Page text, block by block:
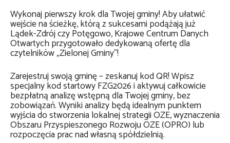
Wykonaj pierwszy krok dla Twojej gminy! Aby ułatwić
wejście na ścieżkę, którą z sukcesami podążają już
Lądek-Zdrój czy Potęgowo, Krajowe Centrum Danych
Otwartych przygotowało dedykowaną ofertę dla
czytelników „Zielonej Gminy”!
Zarejestruj swoją gminę – zeskanuj kod QR! Wpisz
specjalny kod startowy FZG2026 i aktywuj całkowicie
bezpłatną analizę wstępną dla Twojej gminy, bez
zobowiązań. Wyniki analizy będą idealnym punktem
wyjścia do stworzenia lokalnej strategii OZE, wyznaczenia
Obszaru Przyspieszonego Rozwoju OZE (OPRO) lub
rozpoczęcia prac nad własną spółdzielnią.